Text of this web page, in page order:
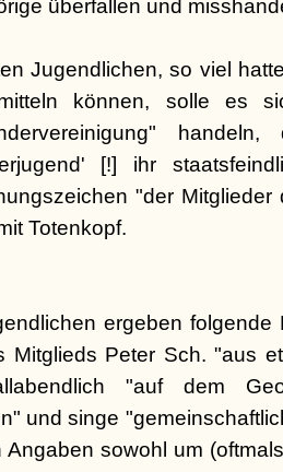
überfallen und
Jugendlichen, so viel
können, solle es
[!] ihr
"der Mitglieder
Totenkopf.
ergeben folgende
Mitglieds Peter Sch. "aus
"auf dem
und singe
sowohl um